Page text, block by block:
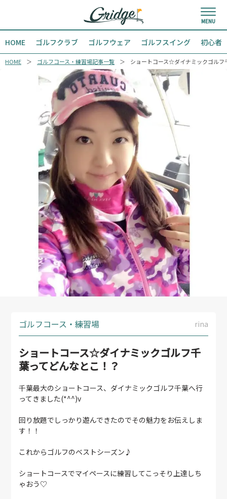
HOME ゴルフクラブ ゴルフウェア ゴルフスイング 初心者
HOME ゴルフコース・練習場記事一覧 ショートコース☆ダイナミックゴルフ
ゴルフコース・練習場 rina
ショートコース☆ダイナミックゴルフ千
葉ってどんなとこ！？
千葉最大のショートコース、ダイナミックゴルフ千葉へ行
ってきました(*^^)v
回り放題でしっかり遊んできたのでその魅力をお伝えしま
す！！
これからゴルフのベストシーズン♪
ショートコースでマイペースに練習してこっそり上達しち
ゃおう♡